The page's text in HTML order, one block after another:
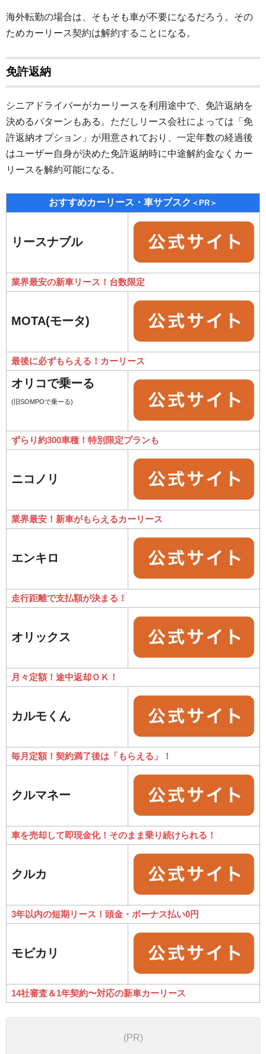
海外転勤の場合は、そもそも車が不要になるだろう。その
ためカーリース契約は解約することになる。
免許返納
シニアドライバーがカーリースを利用途中で、免許返納を
決めるパターンもある。ただしリース会社によっては「免
許返納オプション」が用意されており、一定年数の経過後
はユーザー自身が決めた免許返納時に中途解約金なくカー
リースを解約可能になる。
おすすめカーリース・車サブスク ＜PR＞
リースナブル
業界最安の新車リース！台数限定
MOTA(モータ)
最後に必ずもらえる！カーリース
オリコで乗ーる
(旧SOMPOで乗ーる)
ずらり約300車種！特別限定プランも
ニコノリ
業界最安！新車がもらえるカーリース
エンキロ
走行距離で支払額が決まる！
オリックス
月々定額！途中返却ＯＫ！
カルモくん
毎月定額！契約満了後は「もらえる」！
クルマネー
車を売却して即現金化！そのまま乗り続けられる！
クルカ
3年以内の短期リース！頭金・ボーナス払い0円
モビカリ
14社審査＆1年契約〜対応の新車カーリース
(PR)